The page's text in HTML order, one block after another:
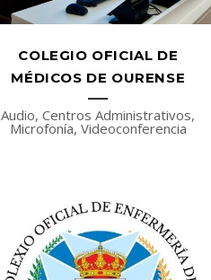
COLEGIO OFICIAL DE
MÉDICOS DE OURENSE
Audio, Centros Administrativos,
Microfonía, Videoconferencia